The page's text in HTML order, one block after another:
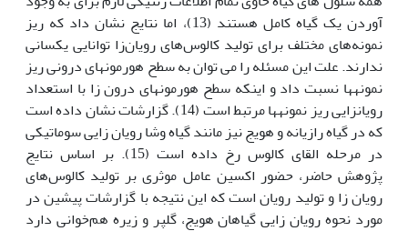
آوردن یک گیاه کامل هستند (13)، اما نتایج نشان داد که ریز
نمونه‌های مختلف برای تولید کالوس‌های رویان‌زا توانایی یکسانی
ندارند. علت این مسئله را می توان به سطح هورمون‏های درونی ریز
نمونه‏ها نسبت داد و اینکه سطح هورمون‏های درون زا با استعداد
رویان‏زایی ریز نمونه‏ها مرتبط است (14). گزارشات نشان داده است
که در گیاه رازیانه و هویج نیز مانند گیاه وشا رویان زایی سوماتیکی
در مرحله القای کالوس رخ داده است (15). بر اساس نتایج
پژوهش حاضر، حضور اکسین عامل موثری بر تولید کالوس‌های
رویان زا و تولید رویان است که این نتیجه با گزارشات پیشین در
مورد نحوه رویان زایی گیاهان هویج، گلپر و زیره هم‌خوانی دارد